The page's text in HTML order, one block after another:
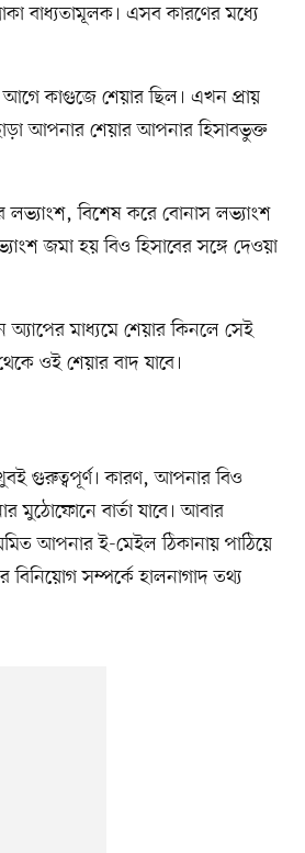
বাধ্যতামূলক। এসব কারণের মধ্যে
আগে কাগুজে শেয়ার ছিল। এখন প্রায়
আপনার শেয়ার আপনার হিসাবভুক্ত
লভ্যাংশ, বিশেষ করে বোনাস লভ্যাংশ
জমা হয় বিও হিসাবের সঙ্গে দেওয়া
মাধ্যমে শেয়ার কিনলে সেই
ওই শেয়ার বাদ যাবে।
গুরুত্বপূর্ণ। কারণ, আপনার বিও
মুঠোফোনে বার্তা যাবে। আবার
আপনার ই-মেইল ঠিকানায় পাঠিয়ে
বিনিয়োগ সম্পর্কে হালনাগাদ তথ্য